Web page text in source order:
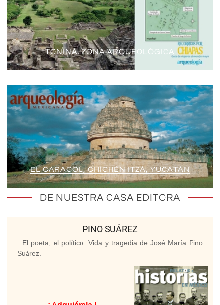
TONINÁ. ZONA ARQUEOLÓGICA
EL CARACOL, CHICHÉN ITZÁ, YUCATÁN
DE NUESTRA CASA EDITORA
PINO SUÁREZ
El poeta, el político. Vida y tragedia de José María Pino
Suárez.